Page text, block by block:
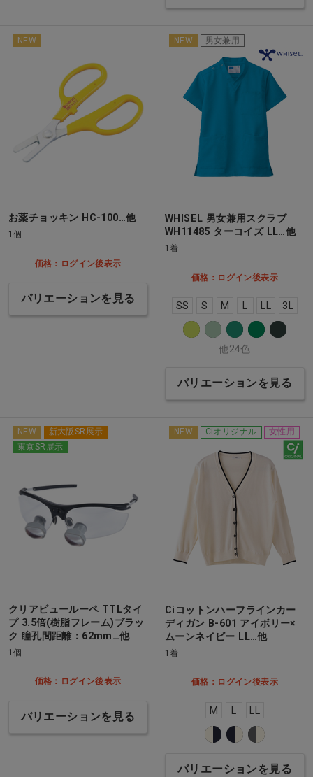
NEW
お薬チョッキン HC-100…他
1個
価格：ログイン後表示
バリエーションを見る
NEW 男女兼用
WHISEL 男女兼用スクラブ
WH11485 ターコイズ LL…他
1着
価格：ログイン後表示
SS S M 3L
他24色
バリエーションを見る
NEW
新大阪SR展示
東京SR展示
クリアビュールーペ TTLタイ
プ 3.5倍(樹脂フレーム)ブラッ
ク 瞳孔間距離：62mm…他
1個
価格：ログイン後表示
バリエーションを見る
NEW Ciオリジナル 女性用
Ciコットンハーフラインカー
ディガン B-601 アイボリー×
ムーンネイビー LL…他
1着
価格：ログイン後表示
M L LL
バリエーションを見る